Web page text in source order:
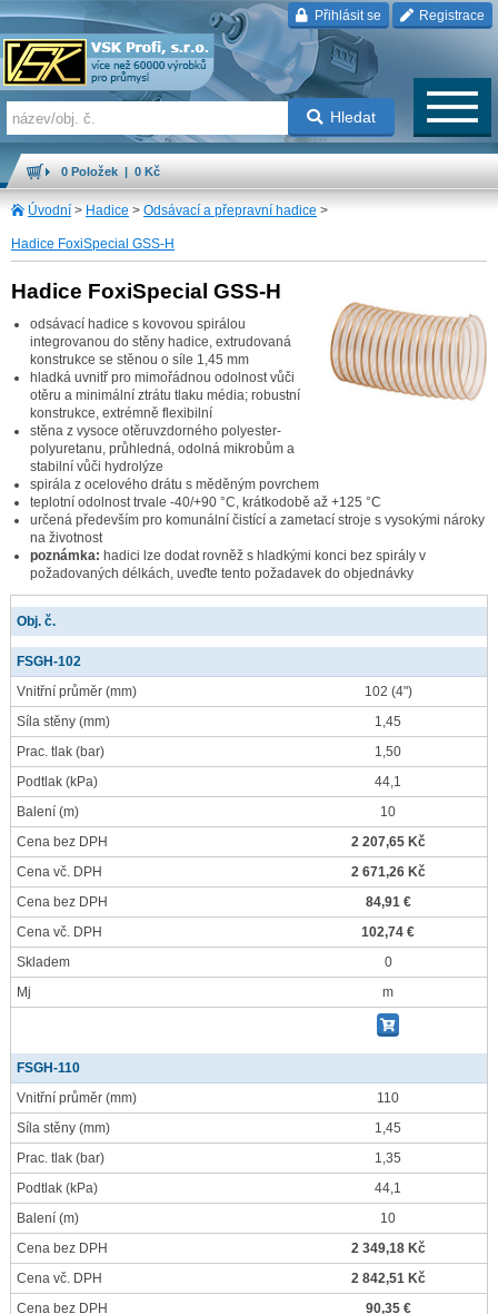
Přihlásit se Registrace
Hledat
0 Položek | 0 Kč
Úvodní > Hadice > Odsávací a přepravní hadice >
Hadice FoxiSpecial GSS-H
Hadice FoxiSpecial GSS-H
odsávací hadice s kovovou spirálou
integrovanou do stěny hadice, extrudovaná
konstrukce se stěnou o síle 1,45 mm
hladká uvnitř pro mimořádnou odolnost vůči
otěru a minimální ztrátu tlaku média; robustní
konstrukce, extrémně flexibilní
stěna z vysoce otěruvzdorného polyester-
polyuretanu, průhledná, odolná mikrobům a
stabilní vůči hydrolýze
spirála z ocelového drátu s měděným povrchem
teplotní odolnost trvale -40/+90 °C, krátkodobě až +125 °C
určená především pro komunální čistící a zametací stroje s vysokými nároky
na životnost
poznámka: hadici lze dodat rovněž s hladkými konci bez spirály v
požadovaných délkách, uveďte tento požadavek do objednávky
Obj. č.
FSGH-102
Vnitřní průměr (mm)
102 (4")
Síla stěny (mm)
1,45
Prac. tlak (bar)
1,50
Podtlak (kPa)
44,1
Balení (m)
10
Cena bez DPH
2 207,65 Kč
Cena vč. DPH
2 671,26 Kč
Cena bez DPH
84,91 €
Cena vč. DPH
102,74 €
Skladem
0
Mj
m
FSGH-110
Vnitřní průměr (mm)
110
Síla stěny (mm)
1,45
Prac. tlak (bar)
1,35
Podtlak (kPa)
44,1
Balení (m)
10
Cena bez DPH
2 349,18 Kč
Cena vč. DPH
2 842,51 Kč
Cena bez DPH
90,35 €